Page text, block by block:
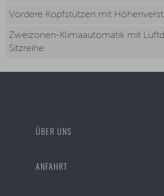
Vordere Kopfstützen mit
Zweizonen-Klimaautomatik mit
Sitzreihe
ÜBER UNS
ANFAHRT